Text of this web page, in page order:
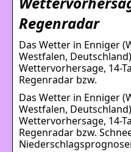
Regenradar
Das Wetter in Enniger
Westfalen,
Wettervorhersage, 14-
Regenradar bzw.
Das Wetter in Enniger
Westfalen,
Wettervorhersage, 14-
Regenradar bzw.